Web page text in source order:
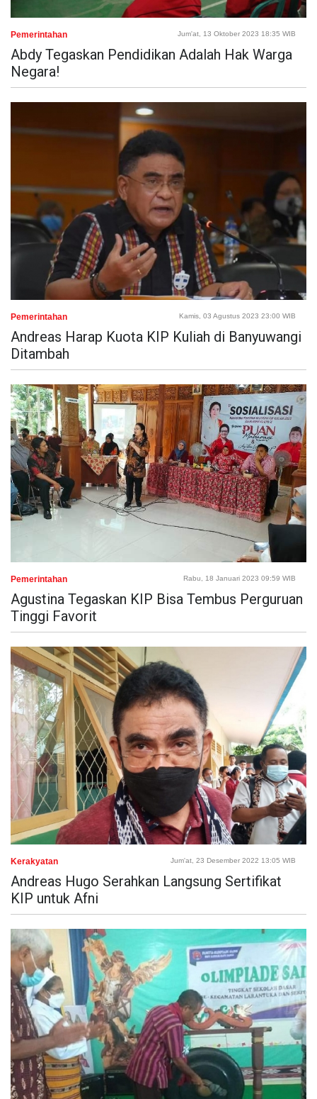
Pemerintahan Jum'at, 13 Oktober 2023 18:35 WIB
Abdy Tegaskan Pendidikan Adalah Hak Warga
Negara!
Pemerintahan Kamis, 03 Agustus 2023 23:00 WIB
Andreas Harap Kuota KIP Kuliah di Banyuwangi
Ditambah
Pemerintahan Rabu, 18 Januari 2023 09:59 WIB
Agustina Tegaskan KIP Bisa Tembus Perguruan
Tinggi Favorit
Kerakyatan Jum'at, 23 Desember 2022 13:05 WIB
Andreas Hugo Serahkan Langsung Sertifikat
KIP untuk Afni